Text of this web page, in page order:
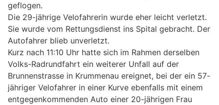
geflogen.
Die 29-jährige Velofahrerin wurde eher leicht verletzt.
Sie wurde vom Rettungsdienst ins Spital gebracht. Der
Autofahrer blieb unverletzt.
Kurz nach 11:10 Uhr hatte sich im Rahmen derselben
Volks-Radrundfahrt ein weiterer Unfall auf der
Brunnenstrasse in Krummenau ereignet, bei der ein 57-
jähriger Velofahrer in einer Kurve ebenfalls mit einem
entgegenkommenden Auto einer 20-jährigen Frau